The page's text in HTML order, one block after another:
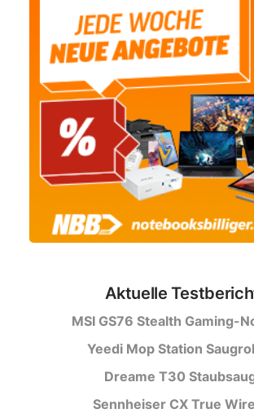
Aktuelle
MSI GS76 Stealth Gaming-
Yeedi Mop Station
Dreame T30
Sennheiser CX True